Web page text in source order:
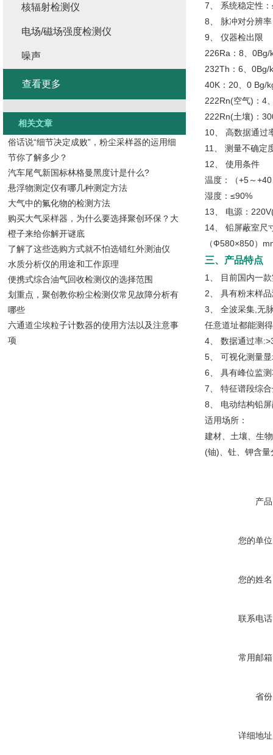
7、 系统稳定性
8、 脉冲对分辨
9、 仪器检出限
226Ra：8、0Bg/
232Th：6、0Bg/
40K：20、0 Bg/
222Rn(空气)：4
222Rn(土壤)：
10、 高数据通过
11、 测量不确定
12、 使用条件
温度：（+5～+40
湿度：≤90%
13、 电源：
14、 铅屏蔽室尺
（Ф580×850）
三、产品特点
1、 目前国内一
2、 具有粉末样
3、 全波采集,无
任意道址都能测
4、 数据通过率
5、 可视化测量
6、 具有峰位监
7、 特征谱段综
8、 电动结构铅
适用场所：
建材、土壤、生
(铀)、钍、钾含
产
您的单
您的姓
联系电
常用邮
省
详细地
核辐射检测仪
电场/磁场强度检测仪
噪声
查看更多
相关文章
俗话说“细节决定成败”，粉尘采样器的运用细
节你了解多少？
汽车尾气新国标林格曼黑度计是什么?
悬浮物测定仪有哪几种测定方法
大气中的氟化物的检测方法
购买大气采样器，为什么要选择聚创环保？大
橙子来给你解开谜底
了解了这些选购方式就不怕选错红外测油仪
水质分析仪的用途和工作原理
便携式综合油气回收检测仪的选择范围
划重点，聚创教你粉尘检测仪常见故障分析有
哪些
六通道尘埃粒子计数器的使用方法以及注意事
项